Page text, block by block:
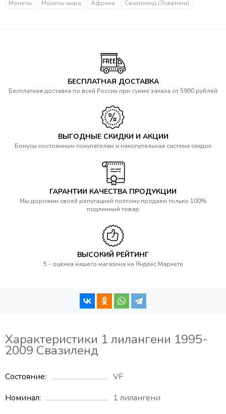
Монеты Монеты мира Африка Свазиленд (Эсватини)
БЕСПЛАТНАЯ ДОСТАВКА
Бесплатная доставка по всей России при сумме заказа от 5990 рублей
ВЫГОДНЫЕ СКИДКИ И АКЦИИ
Бонусы постоянным покупателям и накопительная система скидок
ГАРАНТИИ КАЧЕСТВА ПРОДУКЦИИ
Мы дорожим своей репутацией поэтому продаем только 100%
подлинный товар
ВЫСОКИЙ РЕЙТИНГ
5 - оценка нашего магазина на Яндекс.Маркете
Характеристики 1 лилангени 1995-
2009 Свазиленд
Состояние
VF
Номинал
1 лилангени